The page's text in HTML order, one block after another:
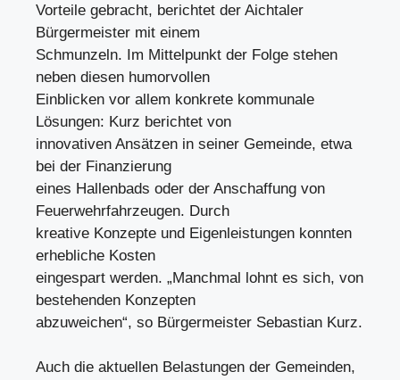
Vorteile gebracht, berichtet der Aichtaler
Bürgermeister mit einem
Schmunzeln. Im Mittelpunkt der Folge stehen
neben diesen humorvollen
Einblicken vor allem konkrete kommunale
Lösungen: Kurz berichtet von
innovativen Ansätzen in seiner Gemeinde, etwa
bei der Finanzierung
eines Hallenbads oder der Anschaffung von
Feuerwehrfahrzeugen. Durch
kreative Konzepte und Eigenleistungen konnten
erhebliche Kosten
eingespart werden. „Manchmal lohnt es sich, von
bestehenden Konzepten
abzuweichen“, so Bürgermeister Sebastian Kurz.
Auch die aktuellen Belastungen der Gemeinden,